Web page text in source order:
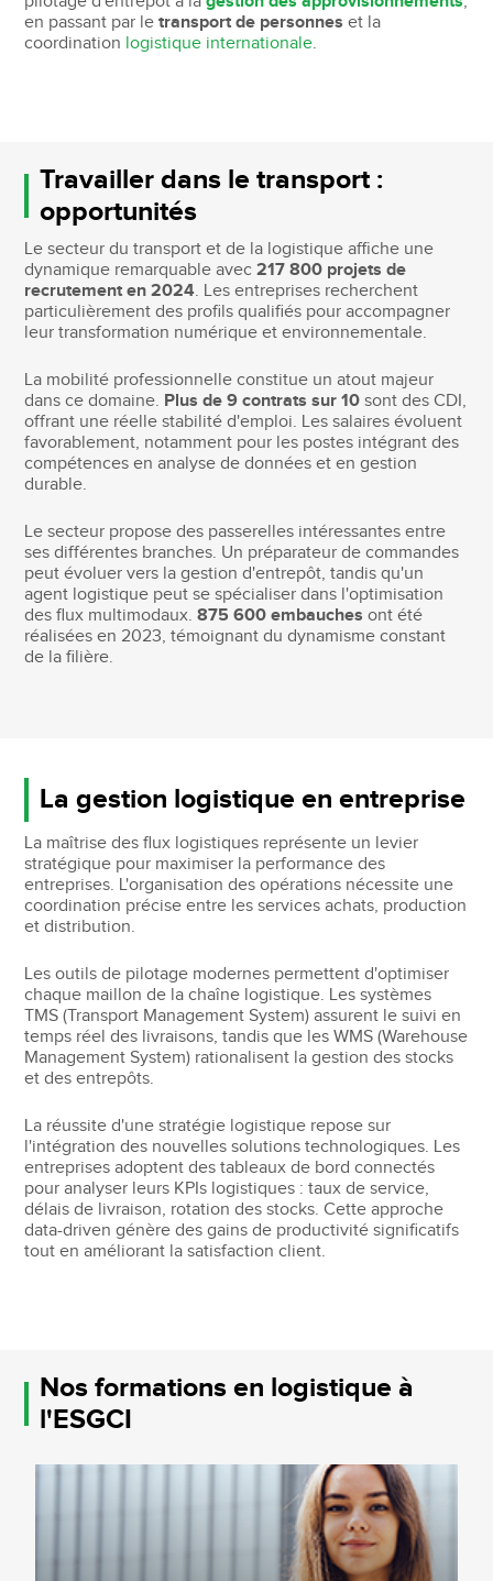
en passant par letransport de personnes et la
coordination logistique internationale.
Travailler dans le transport :
opportunités
Le secteur du transport et de la logistique affiche une
dynamique remarquable avec217 800 projets de
recrutement en 2024. Les entreprises recherchent
particulièrement des profils qualifiés pour accompagner
leur transformation numérique et environnementale.
La mobilité professionnelle constitue un atout majeur
dans ce domaine. Plus de 9 contrats sur 10 sont des CDI,
offrant une réelle stabilité d'emploi. Les salaires évoluent
favorablement, notamment pour les postes intégrant des
compétences en analyse de données et en gestion
durable.
Le secteur propose des passerelles intéressantes entre
ses différentes branches. Un préparateur de commandes
peut évoluer vers la gestion d'entrepôt, tandis qu'un
agent logistique peut se spécialiser dans l'optimisation
des flux multimodaux.875 600 embauches ont été
réalisées en 2023, témoignant du dynamisme constant
de la filière.
La gestion logistique en entreprise
La maîtrise des flux logistiques représente un levier
stratégique pour maximiser la performance des
entreprises. L'organisation des opérations nécessite une
coordination précise entre les services achats, production
et distribution.
Les outils de pilotage modernes permettent d'optimiser
chaque maillon de la chaîne logistique. Les systèmes
TMS (Transport Management System) assurent le suivi en
temps réel des livraisons, tandis que les WMS (Warehouse
Management System) rationalisent la gestion des stocks
et des entrepôts.
La réussite d'une stratégie logistique repose sur
l'intégration des nouvelles solutions technologiques. Les
entreprises adoptent des tableaux de bord connectés
pour analyser leurs KPIs logistiques : taux de service,
délais de livraison, rotation des stocks. Cette approche
data-driven génère des gains de productivité significatifs
tout en améliorant la satisfaction client.
Nos formations en logistique à
l'ESGCI